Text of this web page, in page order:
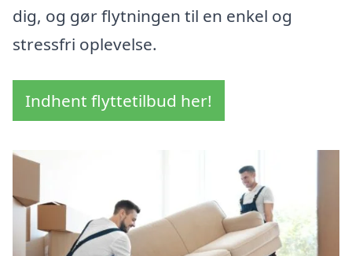
dig, og gør flytningen til en enkel og
stressfri oplevelse.
Indhent flyttetilbud her!